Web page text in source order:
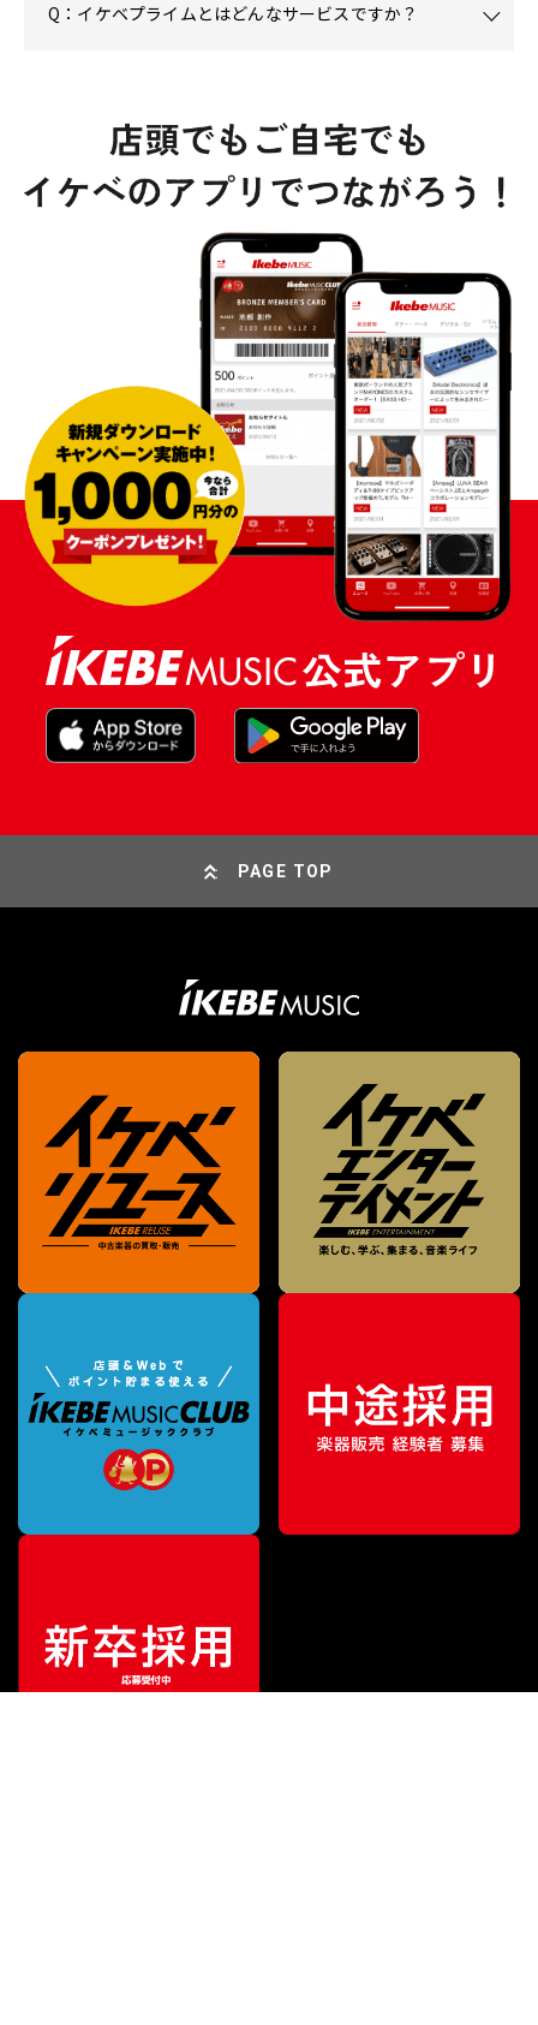
販売価格¥ 1,598（税込）
¥1,200（税込）
Q：イケベプライムとはどんなサービスですか？
PAGE TOP